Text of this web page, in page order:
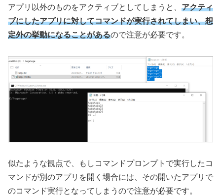
アプリ以外のものをアクティブとしてしまうと、 アクティ
ブにしたアプリに対してコマンドが実行されてしまい、想
定外の挙動になることがあるので注意が必要です。
似たような観点で、もしコマンドプロンプトで実行したコ
マンドが別のアプリを開く場合には、その開いたアプリで
のコマンド実行となってしまうので注意が必要です。